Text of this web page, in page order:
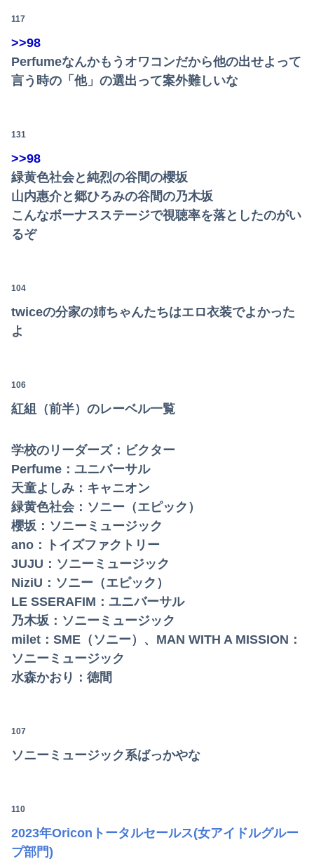
117
>>98
Perfumeなんかもうオワコンだから他の出せよって
言う時の「他」の選出って案外難しいな
131
>>98
緑黄色社会と純烈の谷間の櫻坂
山内惠介と郷ひろみの谷間の乃木坂
こんなボーナスステージで視聴率を落としたのがい
るぞ
104
twiceの分家の姉ちゃんたちはエロ衣装でよかった
よ
106
紅組（前半）のレーベル一覧
学校のリーダーズ：ビクター
Perfume：ユニバーサル
天童よしみ：キャニオン
緑黄色社会：ソニー（エピック）
櫻坂：ソニーミュージック
ano：トイズファクトリー
JUJU：ソニーミュージック
NiziU：ソニー（エピック）
LE SSERAFIM：ユニバーサル
乃木坂：ソニーミュージック
milet：SME（ソニー）、MAN WITH A MISSION：
ソニーミュージック
水森かおり：徳間
107
ソニーミュージック系ばっかやな
110
2023年Oriconトータルセールス(女アイドルグルー
プ部門)